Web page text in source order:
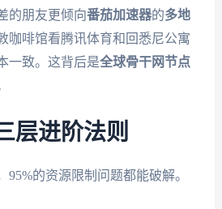
的朋友更倾向番茄加速器的多地
咖啡馆看腾讯体育和回悉尼公寓
一致。这背后是全球骨干网节点
层进阶法则
的资源限制问题都能破解。